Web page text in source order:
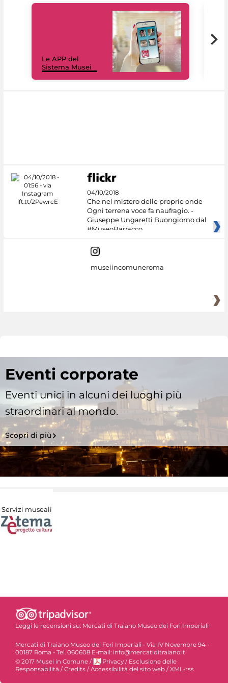
Le APP del
Sistema Musei
04/10/2018
Che nel mistero delle proprie onde
Ogni terrena voce fa naufragio. -
Giuseppe Ungaretti Buongiorno dal
#MuseoBarracco
museiincomuneroma
Eventi corporate
Eventi unici in alcuni dei luoghi più
straordinari al mondo.
Scopri di più
Servizi museali
Leggi le recensioni su: Mercati di Traiano Museo dei Fori Imperiali
Mercati di Traiano Museo dei Fori Imperiali - Via IV Novembre 94 -
00187 Roma - Tel. 060608 E-mail: info@mercatiditraiano.it
© 2017 Musei in Comune / Privacy / Esclusione delle
Responsabilità /Credits /Accessibilità del sito web /XML-rss